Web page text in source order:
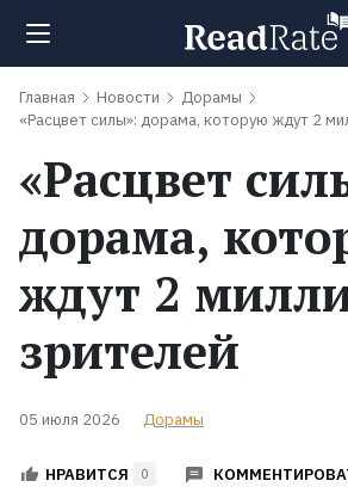
Поиск
Новости
Рейтинги
Книги
Экранизации
Главная Новости
Дорамы
«Расцвет силы»: дорама, которую ждут 2
«Расцвет
дорама,
ждут 2
зрителей
05 июля 2026 Дорамы
НРАВИТСЯ 0